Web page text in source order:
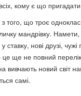
кому є що
того, що троє
мандрівку.
ставку, нові друзі,
ще не повний перелік
вивчають новий світ
самі.